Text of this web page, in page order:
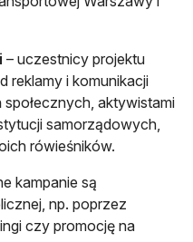
– uczestnicy projektu
reklamy i komunikacji
społecznych, aktywistami
samorządowych,
rówieśników.
kampanie są
np. poprzez
czy promocję na